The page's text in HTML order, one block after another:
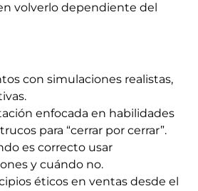
volverlo dependiente del
con simulaciones realistas,
enfocada en habilidades
para “cerrar por cerrar”.
es correcto usar
y cuándo no.
éticos en ventas desde el